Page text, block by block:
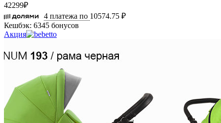
42299₽
4 платежа по 10574.75 ₽
Кешбэк: 6345 бонусов
Акция